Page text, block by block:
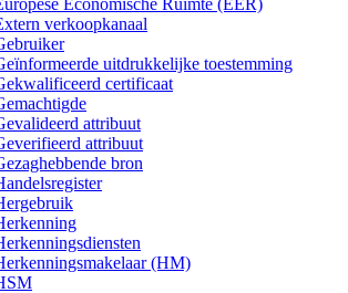
Economische Ruimte (EER)
verkoopkanaal
uitdrukkelijke toestemming
certificaat
attribuut
attribuut
bron
(HM)